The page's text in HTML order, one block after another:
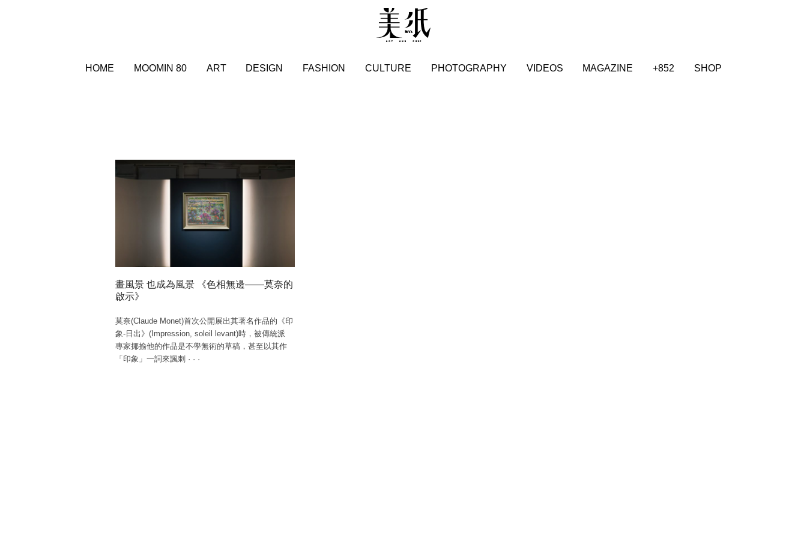
HOME MOOMIN 80 ART DESIGN FASHION CULTURE PHOTOGRAPHY VIDEOS MAGAZINE +852 SHOP
畫風景 也成為風景 《色相無邊——莫奈的
啟示》
莫奈(Claude Monet)首次公開展出其著名作品的《印
象-日出》(Impression, soleil levant)時，被傳統派
專家揶揄他的作品是不學無術的草稿，甚至以其作
「印象」一詞來諷刺 · · ·